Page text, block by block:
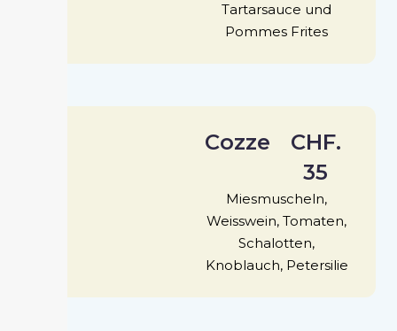
Tartarsauce und
Pommes Frites
Cozze
CHF.
35
Miesmuscheln,
Weisswein, Tomaten,
Schalotten,
Knoblauch, Petersilie